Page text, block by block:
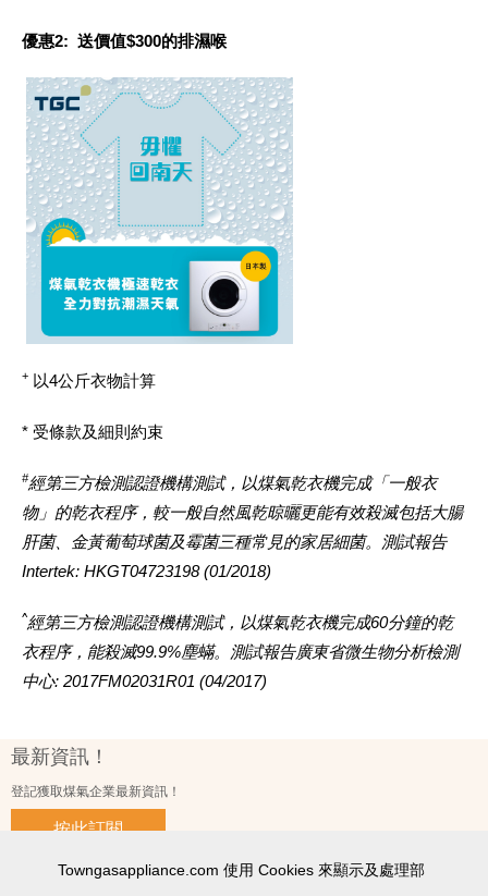
優惠2: 送價值$300的排濕喉
+ 以4公斤衣物計算
* 受條款及細則約束
#經第三方檢測認證機構測試，以煤氣乾衣機完成「一般衣
物」的乾衣程序，較一般自然風乾晾曬更能有效殺滅包括大腸
肝菌、金黃葡萄球菌及霉菌三種常見的家居細菌。測試報告
Intertek: HKGT04723198 (01/2018)
^經第三方檢測認證機構測試，以煤氣乾衣機完成60分鐘的乾
衣程序，能殺滅99.9%塵蟎。測試報告廣東省微生物分析檢測
中心: 2017FM02031R01 (04/2017)
最新資訊！
登記獲取煤氣企業最新資訊！
按此訂閱
Towngasappliance.com 使用 Cookies 來顯示及處理部